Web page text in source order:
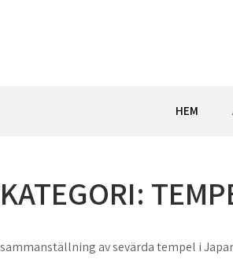
HEM
KATEGORI:
sammanställning av sevärda tempel i